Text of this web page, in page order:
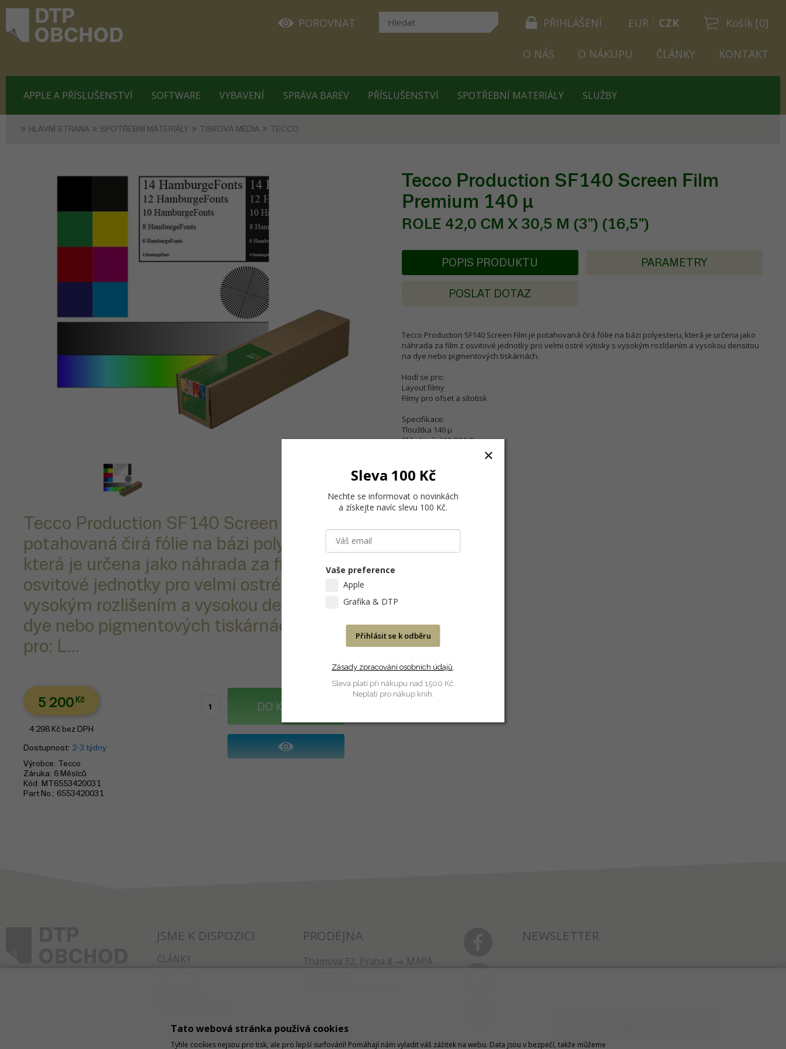
PŘIHLÁŠENÍ Košík [0]
POROVNAT EUR CZK
O NÁS O NÁKUPU ČLÁNKY KONTAKT
APPLE A PŘÍSLUŠENSTVÍ SOFTWARE VYBAVENÍ SPRÁVA BAREV PŘÍSLUŠENSTVÍ SPOTŘEBNÍ MATERIÁLY SLUŽBY
HLAVNÍ STRANA SPOTŘEBNÍ MATERIÁLY TISKOVÁ MÉDIA TECCO
Tecco Production SF140 Screen Film
Premium 140 µ
ROLE 42,0 CM X 30,5 M (3") (16,5")
Tecco Production SF140 Screen Film je
potahovaná čirá fólie na bázi polyesteru,
která je určena jako náhrada za film z
osvitové jednotky pro velmi ostré výtisky s
vysokým rozlišením a vysokou densitou na
dye nebo pigmentových tiskárnách. Hodí se
pro: L...
5 200 Kč
4 298 Kč bez DPH
Dostupnost 2-3 týdny
Výrobce Tecco
Záruka 6 Měsíců
Kód
MT6553420031
Part No. 6553420031
DO KOŠÍKU
POPIS PRODUKTU PARAMETRY
POSLAT DOTAZ
Tecco Production SF140 Screen Film je potahovaná čirá fólie na bázi polyesteru, která je určena jako
náhrada za film z osvitové jednotky pro velmi ostré výtisky s vysokým rozlišením a vysokou densitou
na dye nebo pigmentových tiskárnách.
Hodí se pro:
Layout filmy
Filmy pro ofset a sítotisk
Specifikace:
Tlouštka 140 µ
Skladování 10-30 ° C
JSME K DISPOZICI
ČLÁNKY
PRODEJNA
Thámova 32, Praha 8
MAPA
NEWSLETTER
Tato webová stránka používá cookies
Tyhle cookies nejsou pro tisk, ale pro lepší surfování! Pomáhají nám vyladit váš zážitek na webu. Data jsou v bezpečí, takže můžeme
Sleva 100 Kč
Nechte se informovat o novinkách
a získejte navíc slevu 100 Kč.
Vaše preference
Apple
Grafika & DTP
Přihlásit se k odběru
Zásady zpracování osobních údajů.
Sleva platí při nákupu nad 1500 Kč.
Neplatí pro nákup knih.